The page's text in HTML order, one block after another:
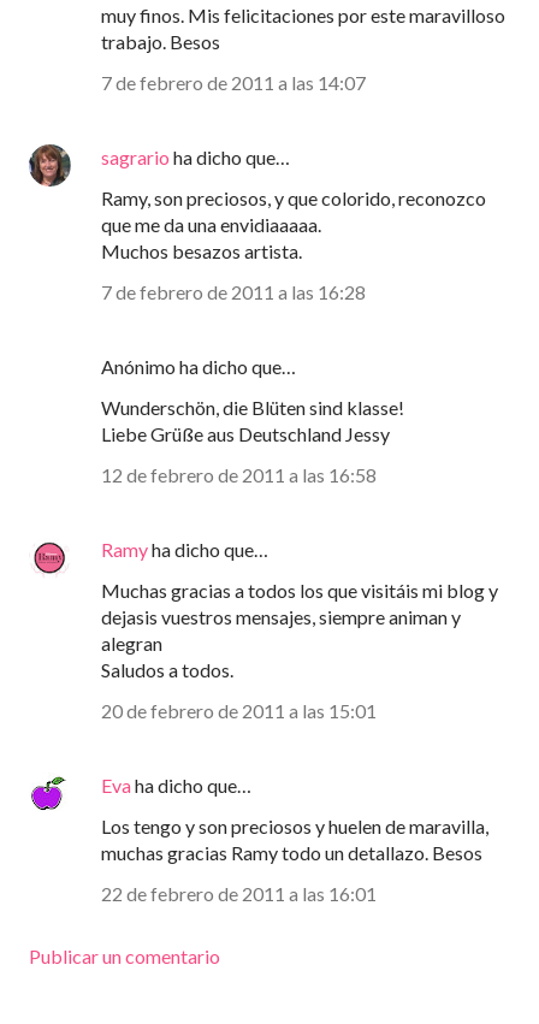
muy finos. Mis felicitaciones por este maravilloso
trabajo. Besos
7 de febrero de 2011 a las 14:07
sagrario ha dicho que…
Ramy, son preciosos, y que colorido, reconozco
que me da una envidiaaaaa.
Muchos besazos artista.
7 de febrero de 2011 a las 16:28
Anónimo ha dicho que…
Wunderschön, die Blüten sind klasse!
Liebe Grüße aus Deutschland Jessy
12 de febrero de 2011 a las 16:58
Ramyha dicho que…
Muchas gracias a todos los que visitáis mi blog y
dejasis vuestros mensajes, siempre animan y
alegran
Saludos a todos.
20 de febrero de 2011 a las 15:01
Evaha dicho que…
Los tengo y son preciosos y huelen de maravilla,
muchas gracias Ramy todo un detallazo. Besos
22 de febrero de 2011 a las 16:01
Publicar un comentario